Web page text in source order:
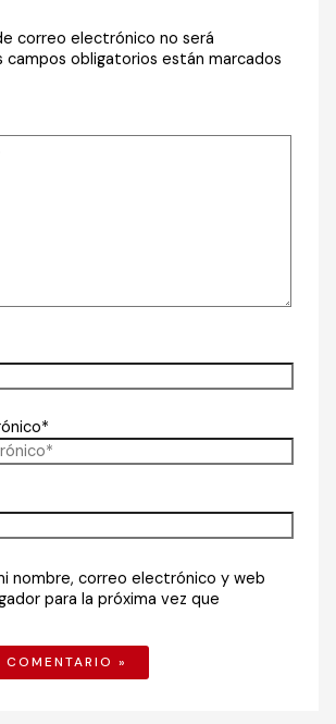
correo electrónico no será
campos obligatorios están marcados
nombre, correo electrónico y web
para la próxima vez que